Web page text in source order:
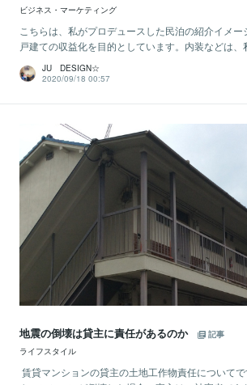
ビジネス・マーケティング
こちらは、私がプロデュースした民泊の紹介イメ
戸建ての収益化を目的としています。内装などは、
JU DESIGN☆
2020/09/18 00:57
地震の倒壊は貸主に責任があるのか
記事
ライフスタイル
賃貸マンションの貸主の土地工作物責任について